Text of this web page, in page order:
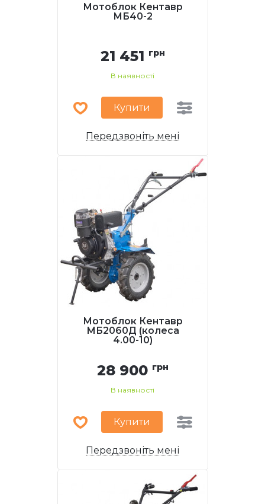
Мотоблок Кентавр
МБ40-2
21 451 грн
В наявності
Купити
Передзвоніть мені
Мотоблок Кентавр
МБ2060Д (колеса
4.00-10)
28 900 грн
В наявності
Купити
Передзвоніть мені